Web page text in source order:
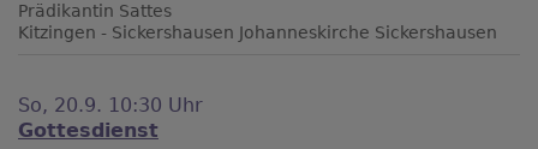
Prädikantin Sattes
Kitzingen - Sickershausen Johanneskirche Sickershausen
So, 20.9. 10:30 Uhr
Gottesdienst